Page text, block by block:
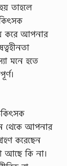
ক
তাহলে
করে আপনার
মনে হতে
থেকে আপনার
করেছেন
আছে কি না।